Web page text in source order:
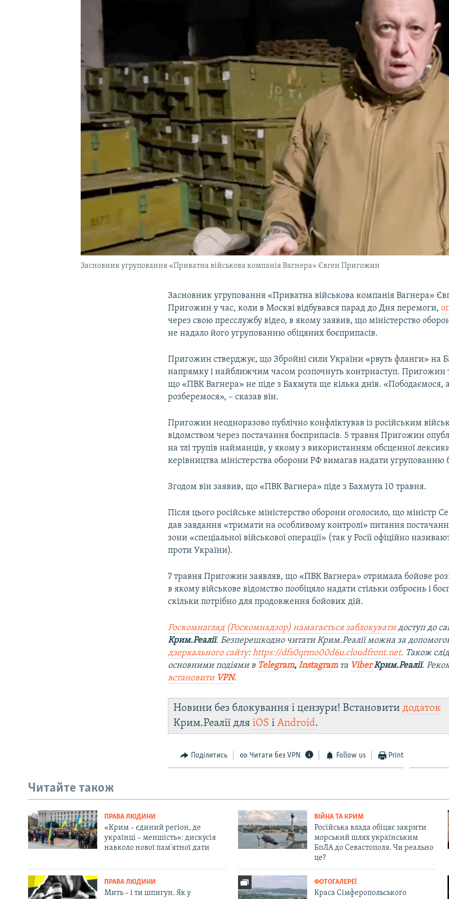
УКРАЇНСЬКА ПРОБЛЕМА КРИМУ
Засновник угруповання «Приватна військова компанія Вагнера» Євген Пригожин
Засновник угруповання «Приватна військова компанія Вагнера»
Пригожин у час, коли в Москві відбувався парад до Дня перемоги,
через свою пресслужбу відео, в якому заявив, що міністерство
не надало його угрупованню обіцяних боєприпасів.
Пригожин стверджує, що Збройні сили України «рвуть фланги» на
напрямку і найближчим часом розпочнуть контрнаступ. Пригожин
що «ПВК Вагнера» не піде з Бахмута ще кілька днів. «Пободаємося,
розберемося», – сказав він.
Пригожин неодноразово публічно конфліктував із російським
відомством через постачання боєприпасів. 5 травня Пригожин
на тлі трупів найманців, у якому з використанням обсценної
керівництва міністерства оборони РФ вимагав надати угрупованню
Згодом він заявив, що «ПВК Вагнера» піде з Бахмута 10 травня.
Після цього російське міністерство оборони оголосило, що міністр
дав завдання «тримати на особливому контролі» питання
зони «спеціальної військової операції» (так у Росії офіційно
проти України).
7 травня Пригожин заявляв, що «ПВК Вагнера» отримала бойове
в якому військове відомство пообіцяло надати стільки озброєнь і
скільки потрібно для продовження бойових дій.
Роскомнагляд (Роскомнадзор) намагається заблокуватидоступ до
Крим.Реалії. Безперешкодно читати Крим.Реалії можна за
дзеркального сайту:https://dfs0qrmo00d6u.cloudfront.net. Також
основними подіями в Telegram,Instagramта ViberКрим.Реалії.
встановити VPN.
Новини без блокування і цензури! Встановитидодаток
Крим.Реалії дляiOS іAndroid.
Поділитись Читати без VPN Follow us Print
Читайте також
ПРАВА ЛЮДИНИ
«Крим – єдиний регіон, де
українці – меншість»: дискусія
навколо нової пам'ятної дати
ВІЙНА ТА КРИМ
Російська влада обіцяє закрити
морський шлях українським
БпЛА до Севастополя. Чи реально
це?
ПРАВА ЛЮДИНИ
Мить – і ти шпигун. Як у
ФОТОГАЛЕРЕЇ
Краса Сімферопольського